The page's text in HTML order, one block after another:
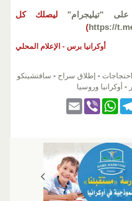
على "تيليجرام"
ليصلك كل
https://
)
أوكرانيا برس - الإعلام المحلي
احتجاجات - إطلاق سراح - سافتشينكو
- أوكرانيا وروسيا
er
T
gr
a
m
W
s
A
p
Vi